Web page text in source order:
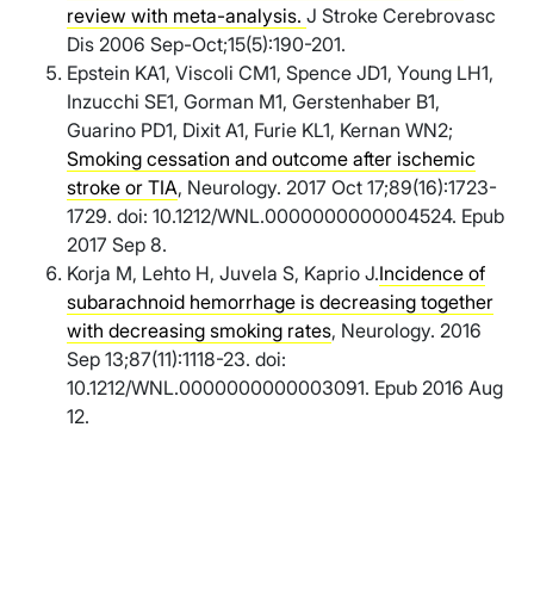
review with meta-analysis. J Stroke Cerebrovasc
Dis 2006 Sep-Oct;15(5):190-201.
Epstein KA1, Viscoli CM1, Spence JD1, Young LH1,
Inzucchi SE1, Gorman M1, Gerstenhaber B1,
Guarino PD1, Dixit A1, Furie KL1, Kernan WN2;
Smoking cessation and outcome after ischemic
stroke or TIA, Neurology. 2017 Oct 17;89(16):1723-
1729. doi: 10.1212/WNL.0000000000004524. Epub
2017 Sep 8.
Korja M, Lehto H, Juvela S, Kaprio J.Incidence of
subarachnoid hemorrhage is decreasing together
with decreasing smoking rates, Neurology. 2016
Sep 13;87(11):1118-23. doi:
10.1212/WNL.0000000000003091. Epub 2016 Aug
12.